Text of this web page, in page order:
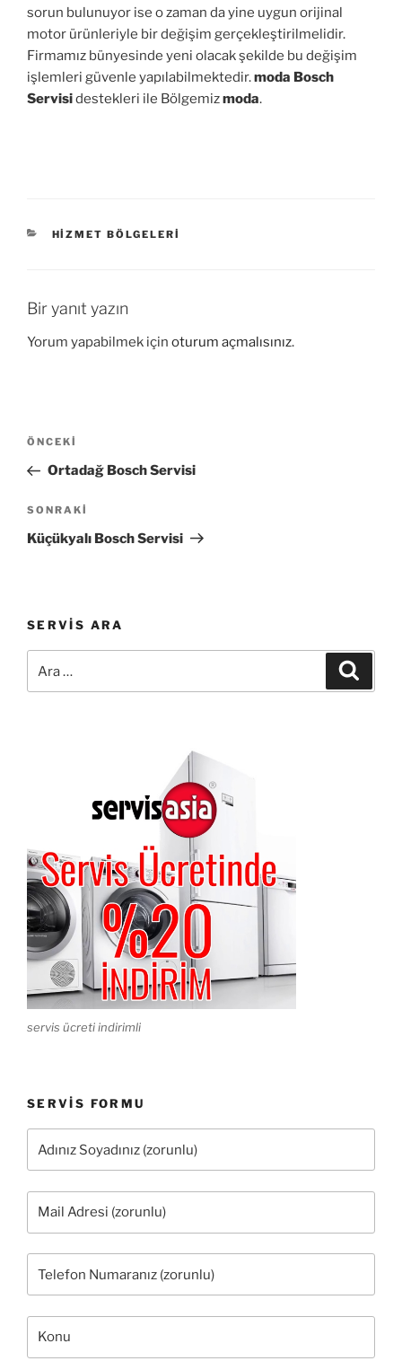
sorun bulunuyor ise o zaman da yine uygun orijinal
motor ürünleriyle bir değişim gerçekleştirilmelidir.
Firmamız bünyesinde yeni olacak şekilde bu değişim
işlemleri güvenle yapılabilmektedir.moda Bosch
Servisidestekleri ile Bölgemizmoda.
KATEGORILER
HIZMET BÖLGELERI
Bir yanıt yazın
Yorum yapabilmek için oturum açmalısınız.
Yazı
Önceki
Yazı
ÖNCEKI
Ortadağ Bosch Servisi
Sonraki
Yazı
SONRAKI
Küçükyalı Bosch Servisi
SERVIS ARA
servis ücreti indirimli
SERVIS FORMU